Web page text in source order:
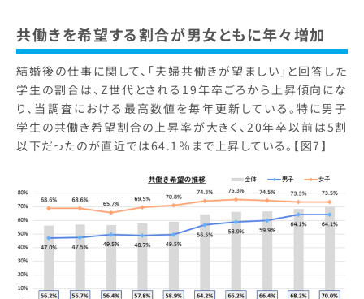
共働きを希望する割合が男女ともに年々増加
結婚後の仕事に関して、「夫婦共働きが望ましい」と回答した
学生の割合は、Z世代とされる19年卒ごろから上昇傾向にな
り、当調査における最高数値を毎年更新している。特に男子
学生の共働き希望割合の上昇率が大きく、20年卒以前は5割
以下だったのが直近では64.1％まで上昇している。【図7】